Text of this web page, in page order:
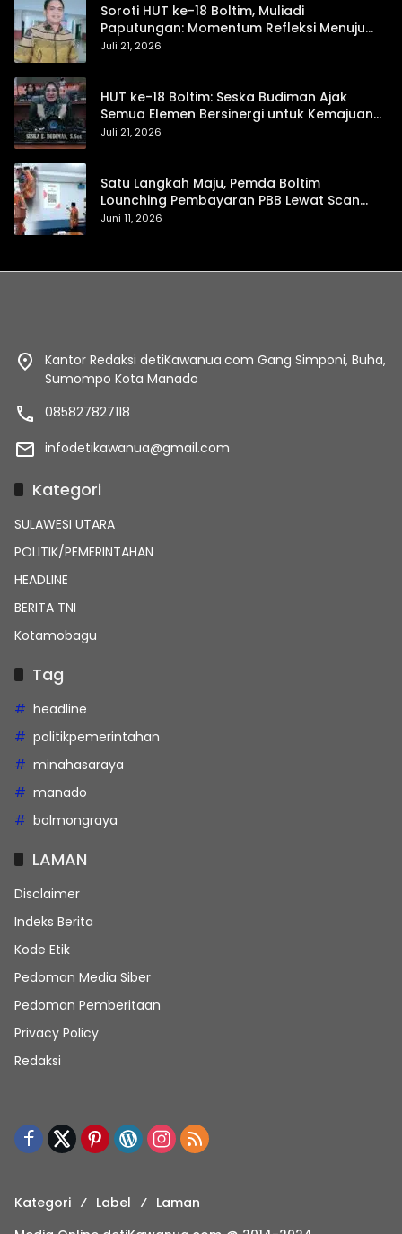
Soroti HUT ke-18 Boltim, Muliadi
Paputungan: Momentum Refleksi Menuju
Daerah Mandiri dan Berdaya Saing
Juli 21, 2026
HUT ke-18 Boltim: Seska Budiman Ajak
Semua Elemen Bersinergi untuk Kemajuan
Daerah
Juli 21, 2026
Satu Langkah Maju, Pemda Boltim
Lounching Pembayaran PBB Lewat Scan
Qris
Juni 11, 2026
Kantor Redaksi detiKawanua.com Gang Simponi, Buha,
Sumompo Kota Manado
085827827118
infodetikawanua@gmail.com
Kategori
SULAWESI UTARA
POLITIK/PEMERINTAHAN
HEADLINE
BERITA TNI
Kotamobagu
Tag
headline
politikpemerintahan
minahasaraya
manado
bolmongraya
LAMAN
Disclaimer
Indeks Berita
Kode Etik
Pedoman Media Siber
Pedoman Pemberitaan
Privacy Policy
Redaksi
Kategori Label
Laman